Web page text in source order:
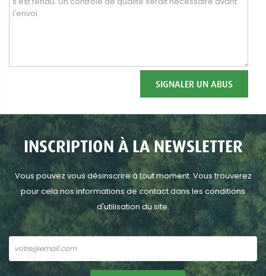
SIGNALER UN ABUS
INSCRIPTION À LA NEWSLETTER
Vous pouvez vous désinscrire à tout moment. Vous trouverez
pour cela nos informations de contact dans les conditions
d'utilisation du site.